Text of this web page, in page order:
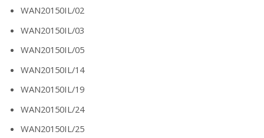
WAN20150IL/02
WAN20150IL/03
WAN20150IL/05
WAN20150IL/14
WAN20150IL/19
WAN20150IL/24
WAN20150IL/25